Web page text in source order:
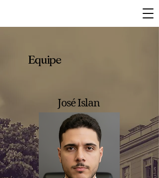
Equipe
José Islan